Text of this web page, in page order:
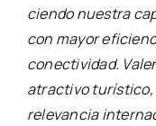
cien­do nues­tra
con mayor
conec­ti­vi­dad.
atrac­ti­vo turís­ti­co,
rele­van­cia